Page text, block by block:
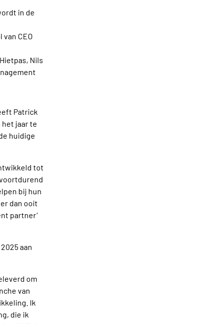
in de
CEO
Nils
Patrick
het jaar te
huidige
tot
bij hun
dan ooit
partner’
aan
om
van
Ik
die ik